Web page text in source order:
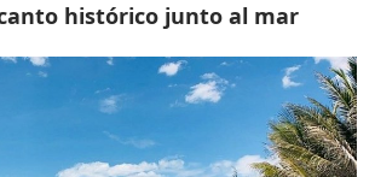
histórico junto al mar